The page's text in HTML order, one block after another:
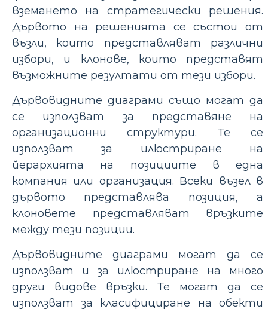
вземането на стратегически решения.
Дървото на решенията се състои от
възли, които представляват различни
избори, и клонове, които представят
възможните резултати от тези избори.
Дървовидните диаграми също могат да
се използват за представяне на
организационни структури. Те се
използват за илюстриране на
йерархията на позициите в една
компания или организация. Всеки възел в
дървото представлява позиция, а
клоновете представляват връзките
между тези позиции.
Дървовидните диаграми могат да се
използват и за илюстриране на много
други видове връзки. Те могат да се
използват за класифициране на обекти